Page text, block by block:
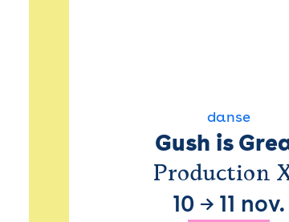
danse
Gush is
Production
10 → 11 nov.